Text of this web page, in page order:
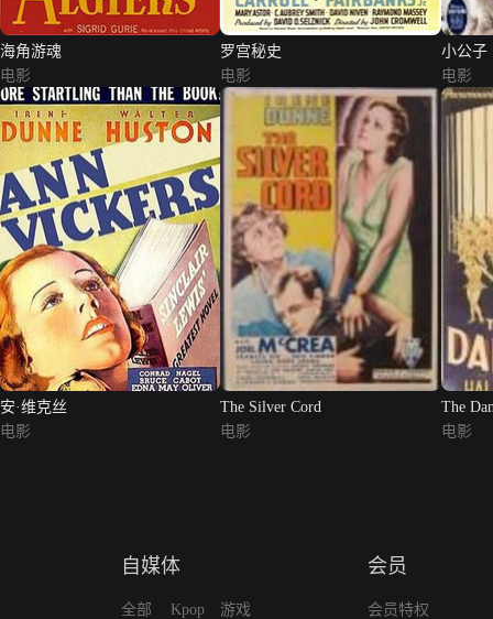
海角游魂
电影
罗宫秘史
电影
小公子
电影
安·维克丝
电影
The Silver Cord
电影
The
电影
自媒体
全部
Kpop
游戏
会员
会员特权